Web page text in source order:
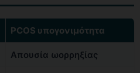
PCOS υπογονιμότητα
Απουσία ωορρηξίας